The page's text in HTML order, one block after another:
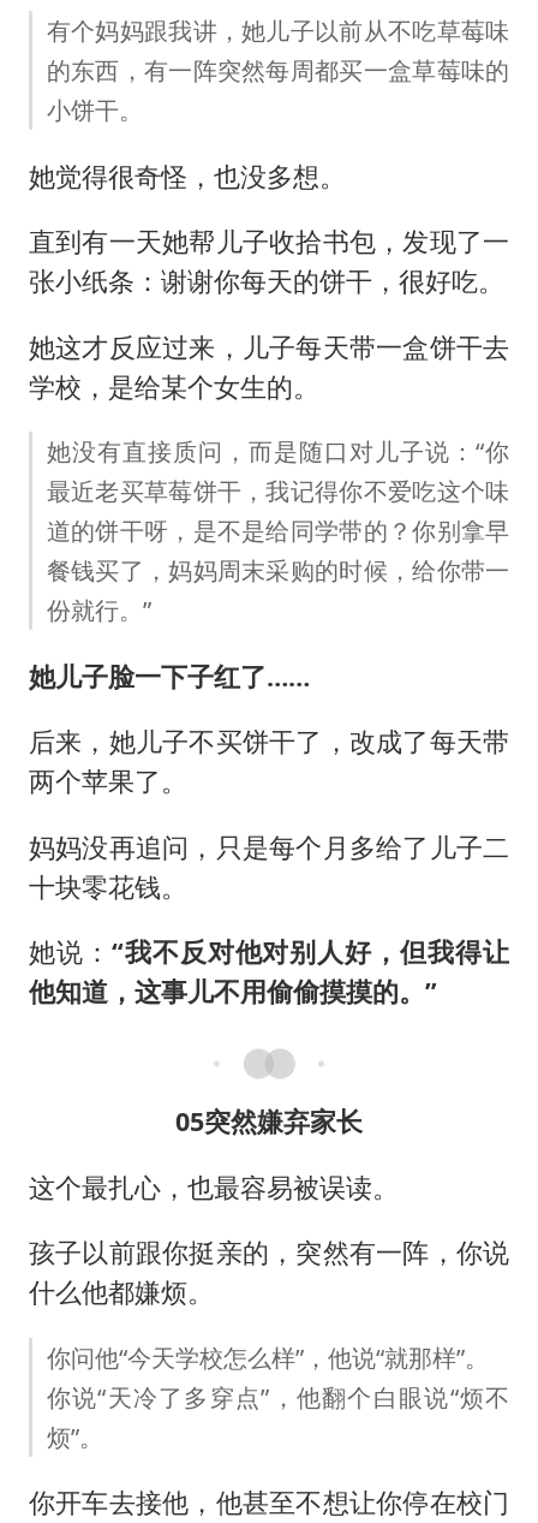
有个妈妈跟我讲，她儿子以前从不吃草莓味
的东西，有一阵突然每周都买一盒草莓味的
小饼干。
她觉得很奇怪，也没多想。
直到有一天她帮儿子收拾书包，发现了一
张小纸条：谢谢你每天的饼干，很好吃。
她这才反应过来，儿子每天带一盒饼干去
学校，是给某个女生的。
她没有直接质问，而是随口对儿子说：“你
最近老买草莓饼干，我记得你不爱吃这个味
道的饼干呀，是不是给同学带的？你别拿早
餐钱买了，妈妈周末采购的时候，给你带一
份就行。”
她儿子脸一下子红了……
后来，她儿子不买饼干了，改成了每天带
两个苹果了。
妈妈没再追问，只是每个月多给了儿子二
十块零花钱。
她说： “我不反对他对别人好，但我得让
他知道，这事儿不用偷偷摸摸的。”
05突然嫌弃家长
这个最扎心，也最容易被误读。
孩子以前跟你挺亲的，突然有一阵，你说
什么他都嫌烦。
你问他“今天学校怎么样”，他说“就那样”。
你说“天冷了多穿点”，他翻个白眼说“烦不
烦”。
你开车去接他，他甚至不想让你停在校门